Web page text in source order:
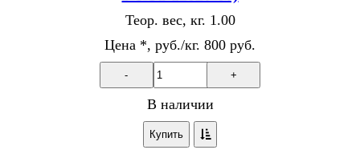
Теор. вес, кг. 1.00
Цена *, руб./кг. 800 руб.
- +
В наличии
Купить